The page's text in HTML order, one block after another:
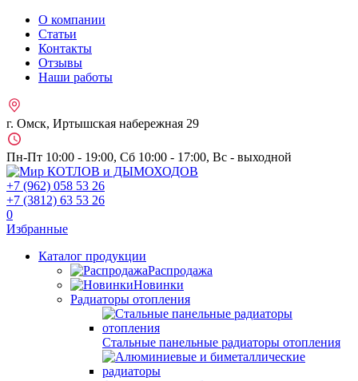
О компании
Статьи
Контакты
Отзывы
Наши работы
г. Омск, Иртышская набережная 29
Пн-Пт 10:00 - 19:00, Сб 10:00 - 17:00, Вс - выходной
+7 (962) 058 53 26
+7 (3812) 63 53 26
0
Избранные
Каталог продукции
Распродажа
Новинки
Радиаторы отопления
Стальные панельные радиаторы отопления